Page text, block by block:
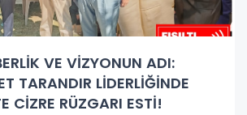
VE VİZYONUN ADI:
TARANDIR LİDERLİĞİNDE
CİZRE RÜZGARI ESTİ!